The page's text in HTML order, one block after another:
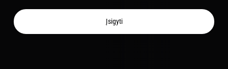
Programa
Vyrams
Įsigyti